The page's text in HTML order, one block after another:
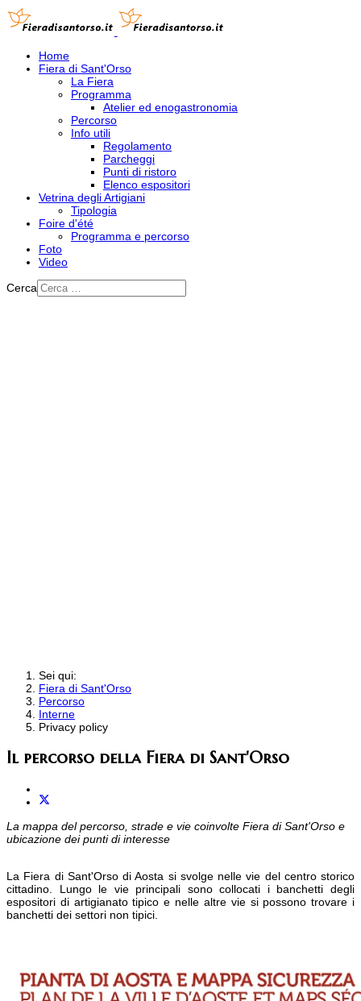
Home
Fiera di Sant'Orso
La Fiera
Programma
Atelier ed enogastronomia
Percorso
Info utili
Regolamento
Parcheggi
Punti di ristoro
Elenco espositori
Vetrina degli Artigiani
Tipologia
Foire d'été
Programma e percorso
Foto
Video
Cerca
Sei qui:
Fiera di Sant'Orso
Percorso
Interne
Privacy policy
Il percorso della Fiera di Sant'Orso
La mappa del percorso, strade e vie coinvolte Fiera di Sant'Orso e
ubicazione dei punti di interesse
La Fiera di Sant'Orso di Aosta si svolge nelle vie del centro storico
cittadino. Lungo le vie principali sono collocati i banchetti degli
espositori di artigianato tipico e nelle altre vie si possono trovare i
banchetti dei settori non tipici.